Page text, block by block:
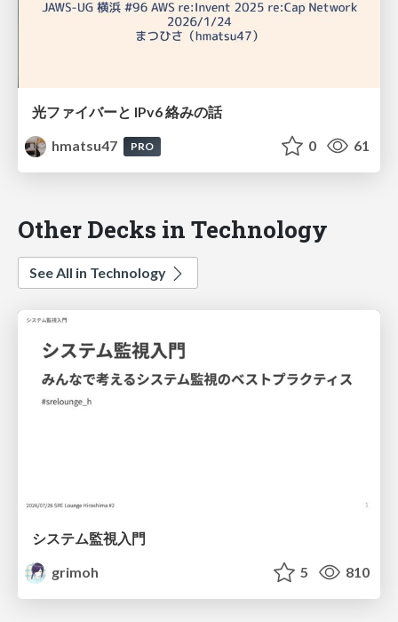
光ファイバーと IPv6 絡みの話
hmatsu47
PRO 0 61
Other Decks in Technology
See All in Technology
システム監視入門
grimoh
5 810